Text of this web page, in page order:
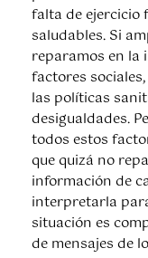
falta de ejercicio
saludables. Si
reparamos en la
factores
las políticas
desigualdades.
todos estos
que quizá no
información de
interpretarla
situación es
de mensajes de